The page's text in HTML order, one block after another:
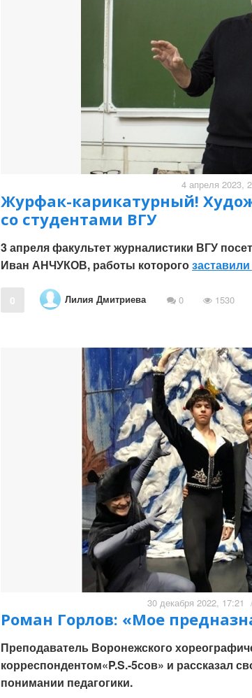
4 апреля 2023,
Журфак-карикатурный!
со студентами ВГУ
3 апреля факультет журналистики ВГУ
Иван АНЧУКОВ, работы которого
0 Лилия Дмитриева 0 1530
30 декабря 2022, 17:21
Роман Горлов: «Мое
Преподаватель Воронежского
корреспондентом«P.S.-5сов» и рассказал
понимании педагогики.